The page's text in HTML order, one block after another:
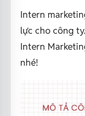
Intern
lực cho công
Intern
nhé!